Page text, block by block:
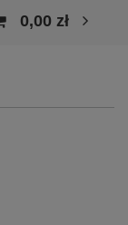
0,00 zł